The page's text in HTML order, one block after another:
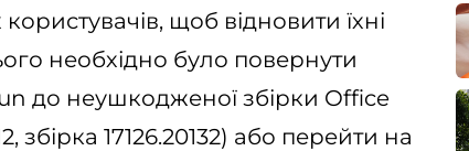
щоб відновити їхні
необхідно було повернути
до неушкодженої збірки Office
збірка 17126.20132) або перейти на